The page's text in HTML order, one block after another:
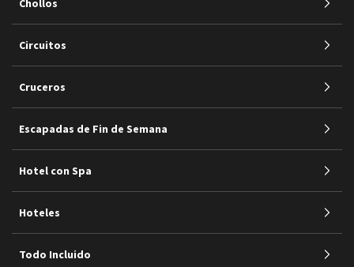
Chollos
Circuitos
Cruceros
Escapadas de Fin de Semana
Hotel con Spa
Hoteles
Todo Incluido